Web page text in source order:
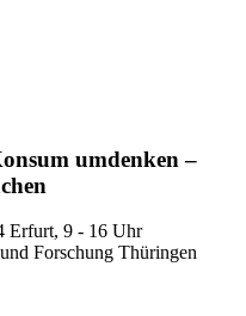
umdenken –
Erfurt, 9 - 16 Uhr
Forschung Thüringen